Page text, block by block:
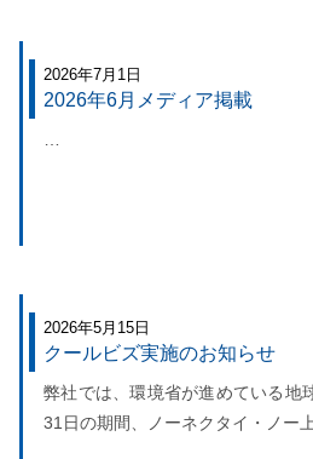
2026年7月1日
2026年6月メディア掲載
2026年5月15日
クールビズ実施のお知らせ
弊社では、環境省が進めている地
31日の期間、ノーネクタイ・ノー